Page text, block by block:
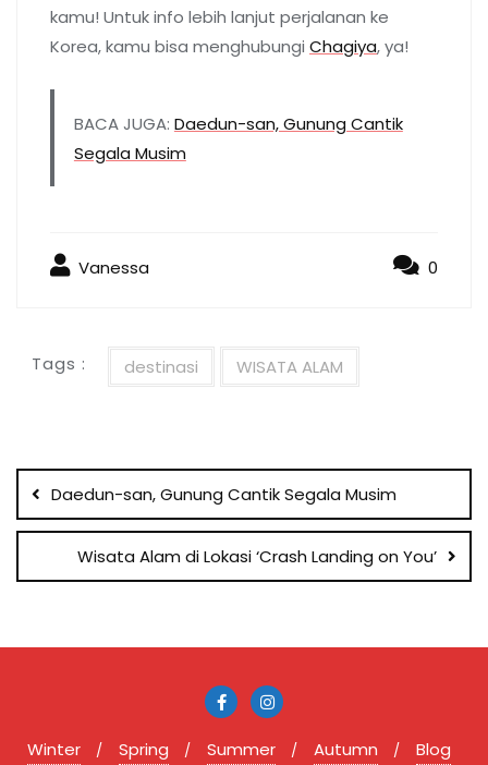
kamu! Untuk info lebih lanjut perjalanan ke
Korea, kamu bisa menghubungi Chagiya, ya!
BACA JUGA: Daedun-san, Gunung Cantik
Segala Musim
Vanessa 0
Tags : destinasi WISATA ALAM
Post
navigation
Daedun-san, Gunung Cantik Segala Musim
Wisata Alam di Lokasi ‘Crash Landing on You’
Winter Spring Summer Autumn Blog